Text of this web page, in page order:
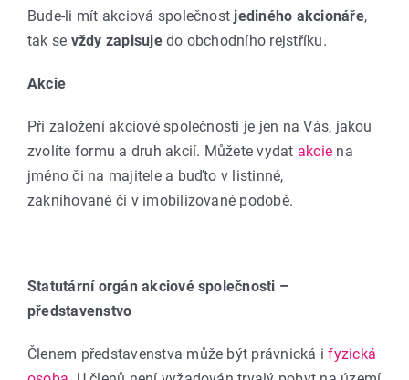
Bude-li mít akciová společnost jediného akcionáře,
tak se vždy zapisujedo obchodního rejstříku.
Akcie
Při založení akciové společnosti je jen na Vás, jakou
zvolíte formu a druh akcií. Můžete vydat akcie na
jméno či na majitele a buďto v listinné,
zaknihované či v imobilizované podobě.
Statutární orgán akciové společnosti –
představenstvo
Členem představenstva může být právnická ifyzická